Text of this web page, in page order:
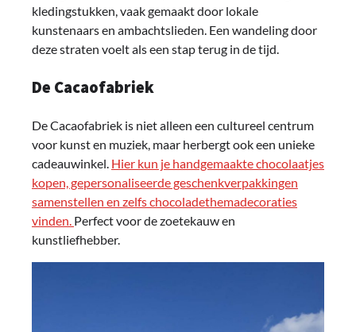
kledingstukken, vaak gemaakt door lokale
kunstenaars en ambachtslieden. Een wandeling door
deze straten voelt als een stap terug in de tijd.
De Cacaofabriek
De Cacaofabriek is niet alleen een cultureel centrum
voor kunst en muziek, maar herbergt ook een unieke
cadeauwinkel. Hier kun je handgemaakte chocolaatjes
kopen, gepersonaliseerde geschenkverpakkingen
samenstellen en zelfs chocoladethemadecoraties
vinden. Perfect voor de zoetekauw en
kunstliefhebber.